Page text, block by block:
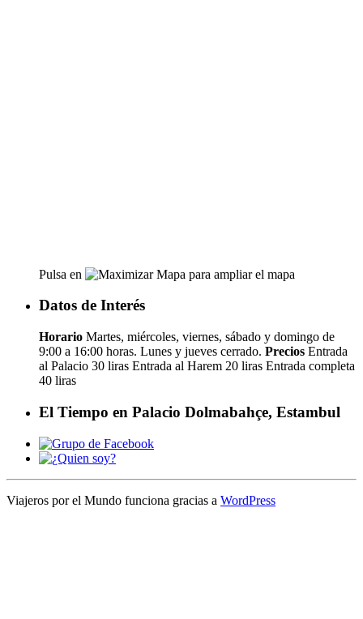
Pulsa en para ampliar el mapa
Datos de Interés
Horario Martes, miércoles, viernes, sábado y domingo de
9:00 a 16:00 horas. Lunes y jueves cerrado. Precios Entrada
al Palacio 30 liras Entrada al Harem 20 liras Entrada completa
40 liras
El Tiempo en Palacio Dolmabahçe, Estambul
Viajeros por el Mundo funciona gracias a WordPress